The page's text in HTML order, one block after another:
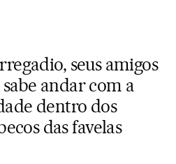
seus amigos
andar com a
dentro dos
das favelas